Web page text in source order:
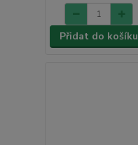
Přidat do košíku